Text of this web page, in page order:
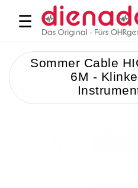
☰
Sommer Cable
6M -